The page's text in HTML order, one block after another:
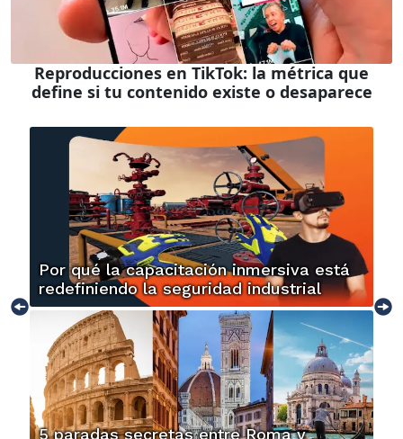
Reproducciones en TikTok: la métrica que
define si tu contenido existe o desaparece
Por qué la capacitación inmersiva está
redefiniendo la seguridad industrial
5 paradas secretas entre Roma y